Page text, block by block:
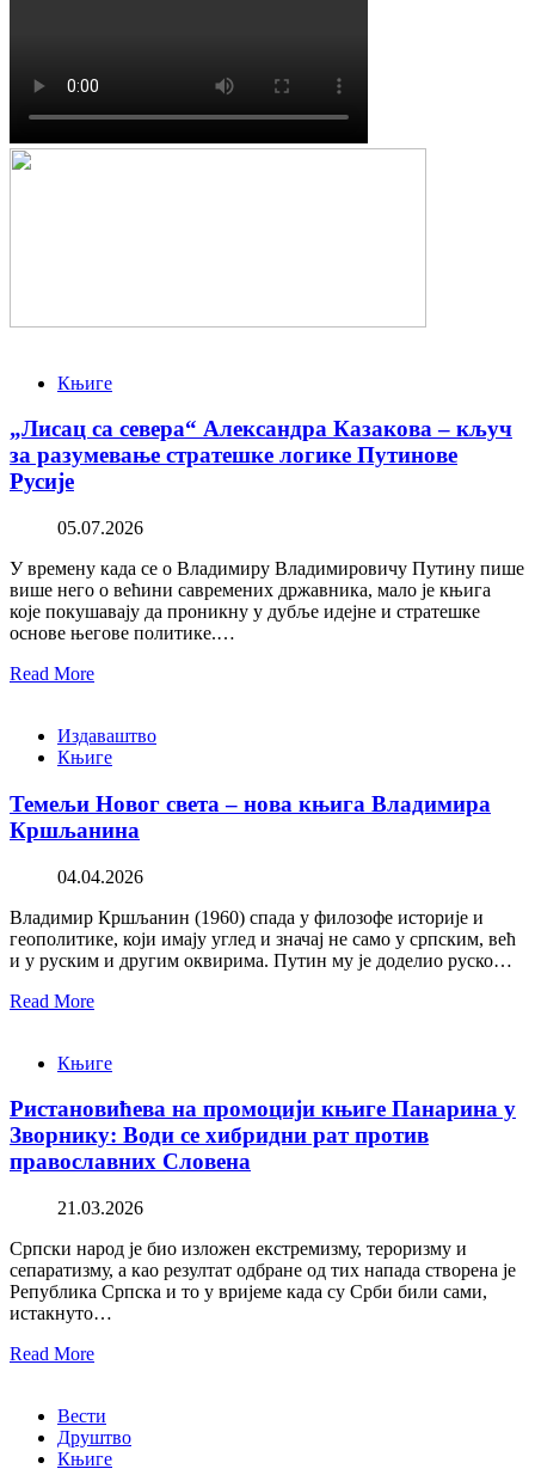
Књиге
„Лисац са севера“ Александра Казакова – кључ
за разумевање стратешке логике Путинове
Русије
05.07.2026
У времену када се о Владимиру Владимировичу Путину пише
више него о већини савремених државника, мало је књига
које покушавају да проникну у дубље идејне и стратешке
основе његове политике.…
Read More
Издаваштво
Књиге
Темељи Новог света – нова књига Владимира
Кршљанина
04.04.2026
Владимир Кршљанин (1960) спада у филозофе историје и
геополитике, који имају углед и значај не само у српским, већ
и у руским и другим оквирима. Путин му је доделио руско…
Read More
Књиге
Ристановићева на промоцији књиге Панарина у
Зворнику: Води се хибридни рат против
православних Словена
21.03.2026
Српски народ је био изложен екстремизму, тероризму и
сепаратизму, а као резултат одбране од тих напада створена је
Република Српска и то у вријеме када су Срби били сами,
истакнуто…
Read More
Вести
Друштво
Књиге